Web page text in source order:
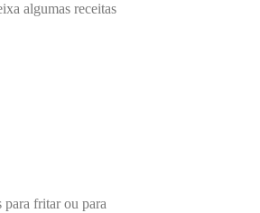
algumas receitas
para fritar ou para